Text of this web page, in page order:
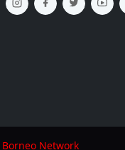
Borneo Network